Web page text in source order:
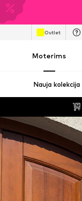
Outlet
Moterims
Nauja kolekcija